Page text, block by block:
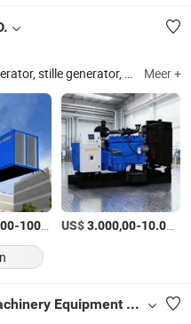
stille generator set, elektrische generator, dieselgenerator set, stille dieselgenerator set Meer +
-100.000,00 /Set
US$3.000,00-10.000,00
Chongqing Fuwang General Machinery Equipment Co., Ltd.